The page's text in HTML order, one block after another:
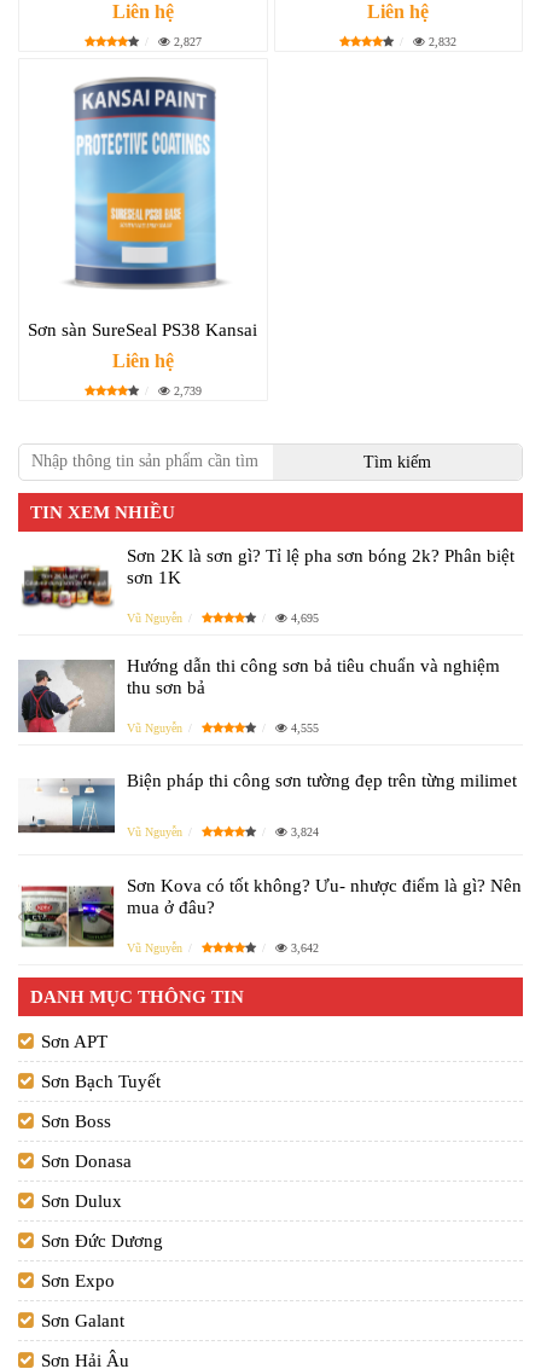
Liên hệ
2,827
Liên hệ
2,832
Sơn sàn SureSeal PS38 Kansai
Liên hệ
2,739
TIN XEM NHIỀU
Sơn 2K là sơn gì? Tỉ lệ pha sơn bóng 2k? Phân biệt
sơn 1K
Vũ Nguyễn 4,695
Hướng dẫn thi công sơn bả tiêu chuẩn và nghiệm
thu sơn bả
Vũ Nguyễn 4,555
Biện pháp thi công sơn tường đẹp trên từng milimet
Vũ Nguyễn 3,824
Sơn Kova có tốt không? Ưu- nhược điểm là gì? Nên
mua ở đâu?
Vũ Nguyễn 3,642
DANH MỤC THÔNG TIN
Sơn APT
Sơn Bạch Tuyết
Sơn Boss
Sơn Donasa
Sơn Dulux
Sơn Đức Dương
Sơn Expo
Sơn Galant
Sơn Hải Âu